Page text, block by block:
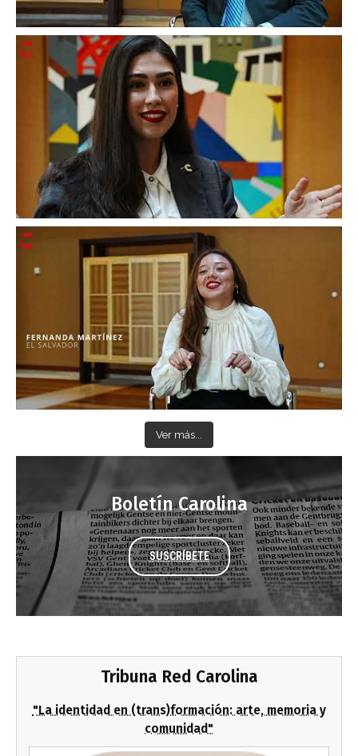
Ver más...
Boletín Carolina
SUSCRÍBETE
Tribuna Red Carolina
"La identidad en (trans)formación: arte, memoria y
comunidad"